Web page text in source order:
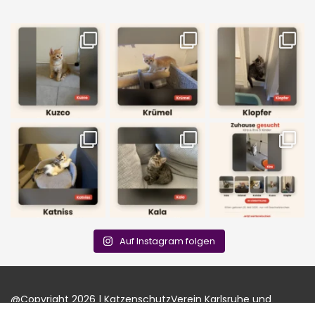
Auf Instagram folgen
@Copyright 2026 | KatzenschutzVerein Karlsruhe und